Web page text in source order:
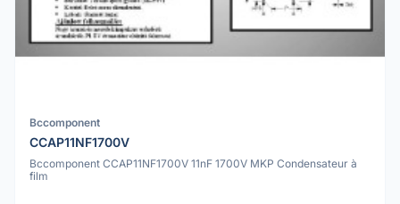
Bccomponent
CCAP11NF1700V
Bccomponent CCAP11NF1700V 11nF 1700V MKP Condensateur à
film